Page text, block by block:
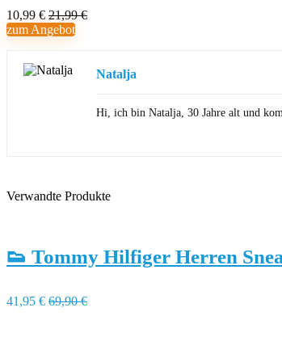
10,99 € 21,99 €
zum Angebot
Natalja
Hi, ich bin Natalja, 30 Jahre alt und
Verwandte Produkte
👟 Tommy Hilfiger Herren
41,95 € 69,90 €